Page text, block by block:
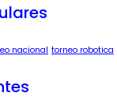
nacional torneo robotica